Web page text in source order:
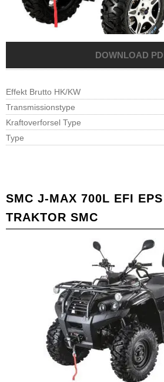
Effekt Brutto HK/KW
Transmissionstype
Kraftoverforsel Type
Type
SMC J-MAX 700L EFI
TRAKTOR SMC